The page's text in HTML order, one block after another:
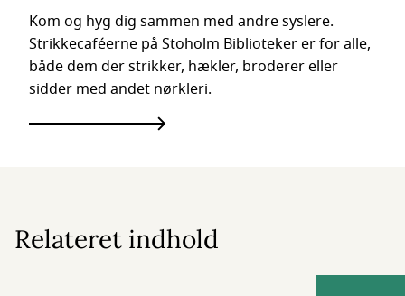
Kom og hyg dig sammen med andre syslere.
Strikkecaféerne på Stoholm Biblioteker er for alle,
både dem der strikker, hækler, broderer eller
sidder med andet nørkleri.
Relateret indhold